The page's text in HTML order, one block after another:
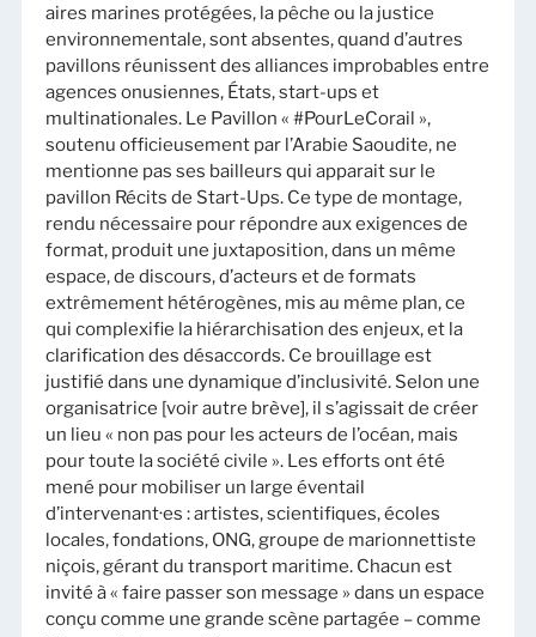
aires marines protégées, la pêche ou la justice
environnementale, sont absentes, quand d’autres
pavillons réunissent des alliances improbables entre
agences onusiennes, États, start-ups et
multinationales. Le Pavillon « #PourLeCorail »,
soutenu officieusement par l’Arabie Saoudite, ne
mentionne pas ses bailleurs qui apparait sur le
pavillon Récits de Start-Ups. Ce type de montage,
rendu nécessaire pour répondre aux exigences de
format, produit une juxtaposition, dans un même
espace, de discours, d’acteurs et de formats
extrêmement hétérogènes, mis au même plan, ce
qui complexifie la hiérarchisation des enjeux, et la
clarification des désaccords. Ce brouillage est
justifié dans une dynamique d’inclusivité. Selon une
organisatrice [voir autre brève], il s’agissait de créer
un lieu « non pas pour les acteurs de l’océan, mais
pour toute la société civile ». Les efforts ont été
mené pour mobiliser un large éventail
d’intervenant·es : artistes, scientifiques, écoles
locales, fondations, ONG, groupe de marionnettiste
niçois, gérant du transport maritime. Chacun est
invité à « faire passer son message » dans un espace
conçu comme une grande scène partagée – comme